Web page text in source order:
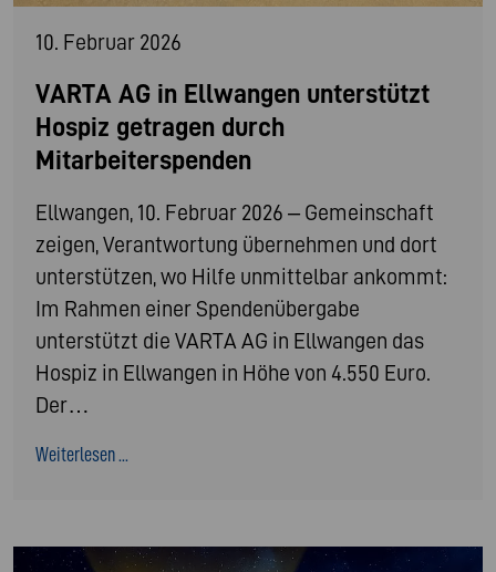
10. Februar 2026
VARTA AG in Ellwangen unterstützt
Hospiz getragen durch
Mitarbeiterspenden
Ellwangen, 10. Februar 2026 – Gemeinschaft
zeigen, Verantwortung übernehmen und dort
unterstützen, wo Hilfe unmittelbar ankommt:
Im Rahmen einer Spendenübergabe
unterstützt die VARTA AG in Ellwangen das
Hospiz in Ellwangen in Höhe von 4.550 Euro.
Der…
Weiterlesen ...